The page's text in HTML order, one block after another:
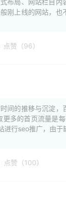
布局、网站栏目内
刚上线的网站，也
点赞（96）
间的推移与沉淀，
多的首页流量是
进行seo推广，由于
点赞（100）